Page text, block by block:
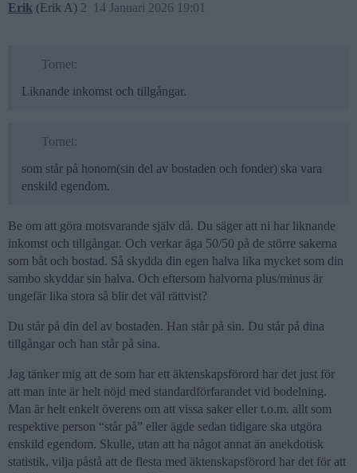
Erik (Erik A) 14 Januari 2026 19:01
2
Tornet:
Liknande inkomst och tillgångar.
Tornet:
som står på honom(sin del av bostaden och fonder) ska vara
enskild egendom.
Be om att göra motsvarande själv då. Du säger att ni har liknande
inkomst och tillgångar. Och verkar äga 50/50 på de större sakerna
som båt och bostad. Så skydda din egen halva lika mycket som din
sambo skyddar sin halva. Och eftersom halvorna plus/minus är
ungefär lika stora så blir det väl rättvist?
Du står på din del av bostaden. Han står på sin. Du står på dina
tillgångar och han står på sina.
Jag tänker mig att de som har ett äktenskapsförord har det just för
att man inte är helt nöjd med standardförfarandet vid bodelning.
Man är helt enkelt överens om att vissa saker eller t.o.m. allt som
respektive person “står på” eller ägde sedan tidigare ska utgöra
enskild egendom. Skulle, utan att ha något annat än anekdotisk
statistik, vilja påstå att de flesta med äktenskapsförord har det för att